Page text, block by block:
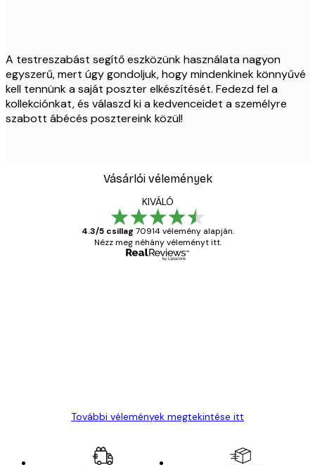
A testreszabást segítő eszközünk használata nagyon
egyszerű, mert úgy gondoljuk, hogy mindenkinek könnyűvé
kell tennünk a saját poszter elkészítését. Fedezd fel a
kollekciónkat, és válaszd ki a kedvenceidet a személyre
szabott ábécés posztereink közül!
Vásárlói vélemények
KIVÁLÓ
4.3/5 csillag 70914 vélemény alapján.
Nézz meg néhány véleményt itt.
További vélemények megtekintése itt